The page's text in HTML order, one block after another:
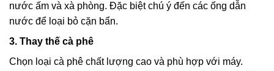
nước ấm và xà phòng. Đặc biệt chú ý đến các ống dẫn
nước để loại bỏ cặn bẩn.
3. Thay thế cà phê
Chọn loại cà phê chất lượng cao và phù hợp với máy.